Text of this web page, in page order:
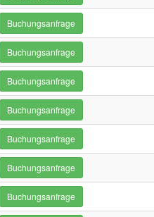
Buchungsanfrage
Buchungsanfrage
Buchungsanfrage
Buchungsanfrage
Buchungsanfrage
Buchungsanfrage
Buchungsanfrage